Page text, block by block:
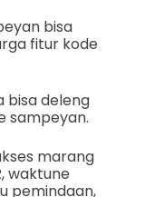
bisa
fitur kode
bisa deleng
sampeyan.
marang
waktune
pemindaan,